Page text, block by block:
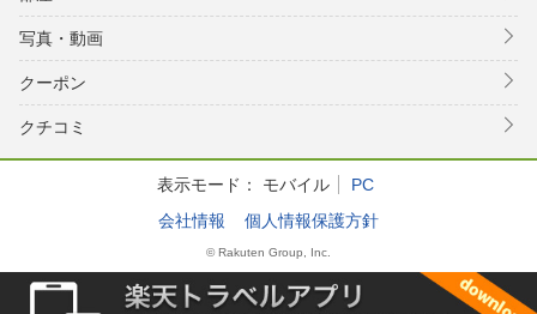
写真・動画
クーポン
クチコミ
表示モード： モバイル
PC
会社情報
個人情報保護方針
© Rakuten Group, Inc.